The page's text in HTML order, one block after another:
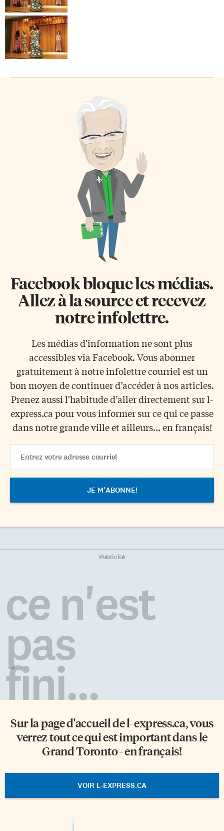
Facebook bloque les médias.
Allez à la source et recevez
notre infolettre.
Les médias d'information ne sont plus
accessibles via Facebook. Vous abonner
gratuitement à notre infolettre courriel est un
bon moyen de continuer d’accéder à nos articles.
Prenez aussi l'habitude d’aller directement sur l-
express.ca pour vous informer sur ce qui ce passe
dans notre grande ville et ailleurs... en français!
Address
Publicité
ce n'est
pas
fini...
Sur la page d'accueil del-express.ca, vous
verrez tout ce qui est important dans le
Grand Toronto - en français!
VOIR L-EXPRESS.CA